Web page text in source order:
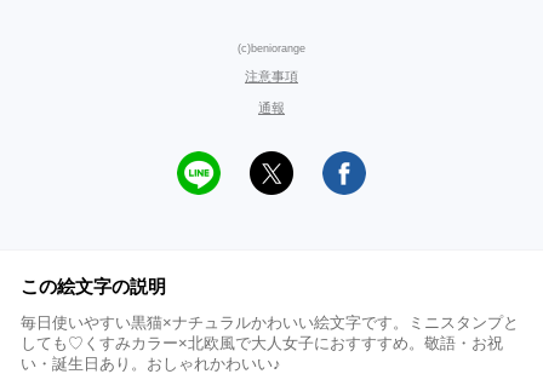
(c)beniorange
注意事項
通報
この絵文字の説明
毎日使いやすい黒猫×ナチュラルかわいい絵文字です。ミニスタンプと
しても♡くすみカラー×北欧風で大人女子におすすすめ。敬語・お祝
い・誕生日あり。おしゃれかわいい♪